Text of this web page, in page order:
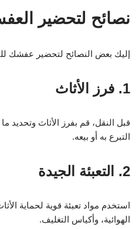
نصائح لتحضير
إليك بعض النصائح لتحضير عفشك
1. فرز الأثاث
قبل النقل، قم بفرز الأثاث وتحديد
التبرع به أو بيعه.
2. التعبئة الجيدة
استخدم مواد تعبئة قوية لحماية
الهوائية، وأكياس التغليف.